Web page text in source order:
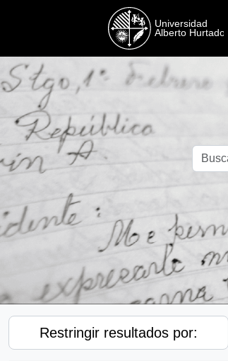
Restringir resultados por: